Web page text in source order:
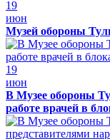
19
июн
Музей обороны
19
июн
В Музее обороны
работе врачей в